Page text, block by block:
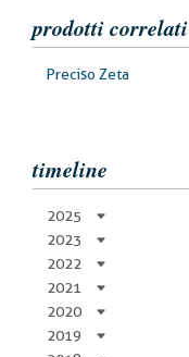
prodotti correlati
Preciso Zeta
timeline
2025
2023
2022
2021
2020
2019